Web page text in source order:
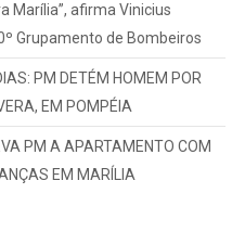
Marília”, afirma Vinicius
Grupamento de Bombeiros
PM DETÉM HOMEM POR
EM POMPÉIA
PM A APARTAMENTO COM
EM MARÍLIA